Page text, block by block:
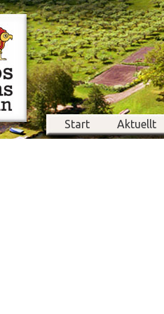
Start Aktuellt